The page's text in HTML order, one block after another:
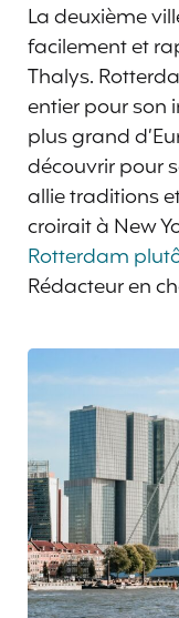
La deuxième
facilement et
Thalys.
entier pour son
plus grand
découvrir pour
allie traditions
croirait à New
Rotterdam
Rédacteur en